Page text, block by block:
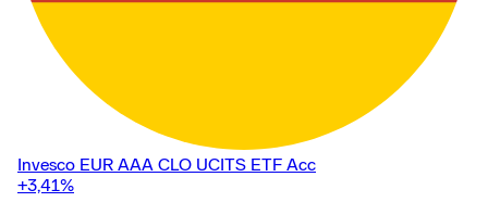
Invesco EUR AAA CLO UCITS ETF Acc
+3,41%